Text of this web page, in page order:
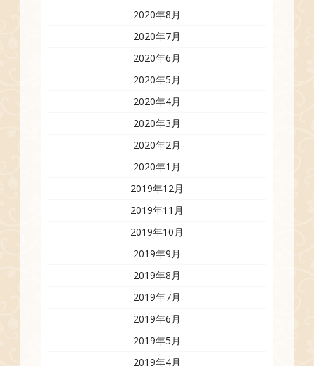
2020年8月
2020年7月
2020年6月
2020年5月
2020年4月
2020年3月
2020年2月
2020年1月
2019年12月
2019年11月
2019年10月
2019年9月
2019年8月
2019年7月
2019年6月
2019年5月
2019年4月